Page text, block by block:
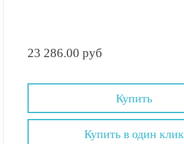
23 286.00 руб
Купить
Купить в один клик